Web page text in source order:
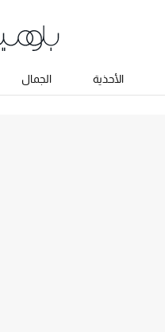
الأحذية الجمال